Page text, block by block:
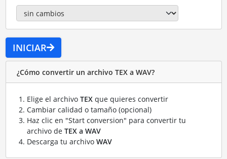
INICIAR
¿Cómo convertir un archivo TEX a WAV?
Elige el archivo TEXque quieres convertir
Cambiar calidad o tamaño (opcional)
Haz clic en "Start conversion" para convertir tu
archivo de TEX a WAV
Descarga tu archivo WAV